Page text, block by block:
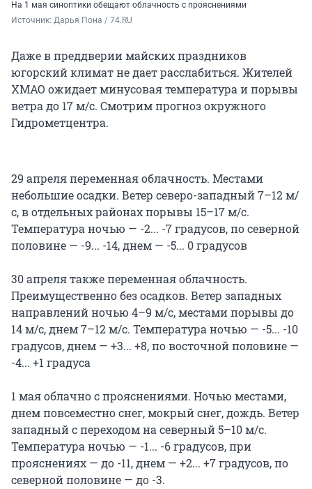
На 1 мая синоптики обещают облачность с прояснениями
Источник: Дарья Пона / 74.RU
Даже в преддверии майских праздников
югорский климат не дает расслабиться. Жителей
ХМАО ожидает минусовая температура и порывы
ветра до 17 м/с. Смотрим прогноз окружного
Гидрометцентра.
29 апреля переменная облачность. Местами
небольшие осадки. Ветер северо-западный 7–12 м/
с, в отдельных районах порывы 15–17 м/с.
Температура ночью — -2... -7 градусов, по северной
половине — -9... -14, днем — -5... 0 градусов
30 апреля также переменная облачность.
Преимущественно без осадков. Ветер западных
направлений ночью 4–9 м/с, местами порывы до
14 м/с, днем 7–12 м/с. Температура ночью — -5... -10
градусов, днем — +3... +8, по восточной половине —
-4... +1 градуса
1 мая облачно с прояснениями. Ночью местами,
днем повсеместно снег, мокрый снег, дождь. Ветер
западный с переходом на северный 5–10 м/с.
Температура ночью — -1... -6 градусов, при
прояснениях — до -11, днем — +2... +7 градусов, по
северной половине — до -3.